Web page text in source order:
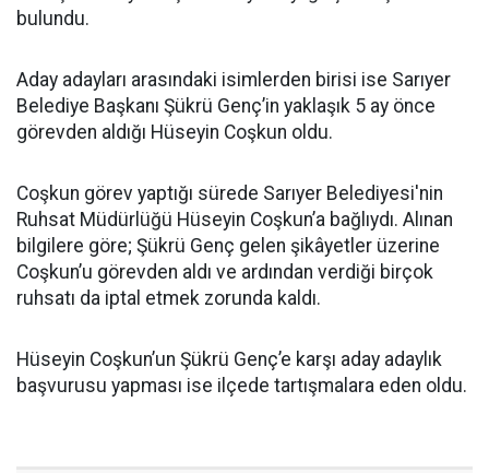
bulundu.
Aday adayları arasındaki isimlerden birisi ise Sarıyer
Belediye Başkanı Şükrü Genç’in yaklaşık 5 ay önce
görevden aldığı Hüseyin Coşkun oldu.
Coşkun görev yaptığı sürede Sarıyer Belediyesi'nin
Ruhsat Müdürlüğü Hüseyin Coşkun’a bağlıydı. Alınan
bilgilere göre; Şükrü Genç gelen şikâyetler üzerine
Coşkun’u görevden aldı ve ardından verdiği birçok
ruhsatı da iptal etmek zorunda kaldı.
Hüseyin Coşkun’un Şükrü Genç’e karşı aday adaylık
başvurusu yapması ise ilçede tartışmalara eden oldu.